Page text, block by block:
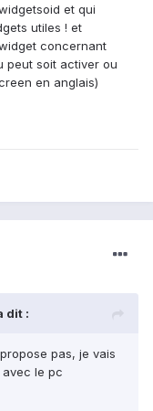
et qui
utiles ! et
concernant
peut soit activer ou
en anglais)
dit :
pas, je vais
avec le pc